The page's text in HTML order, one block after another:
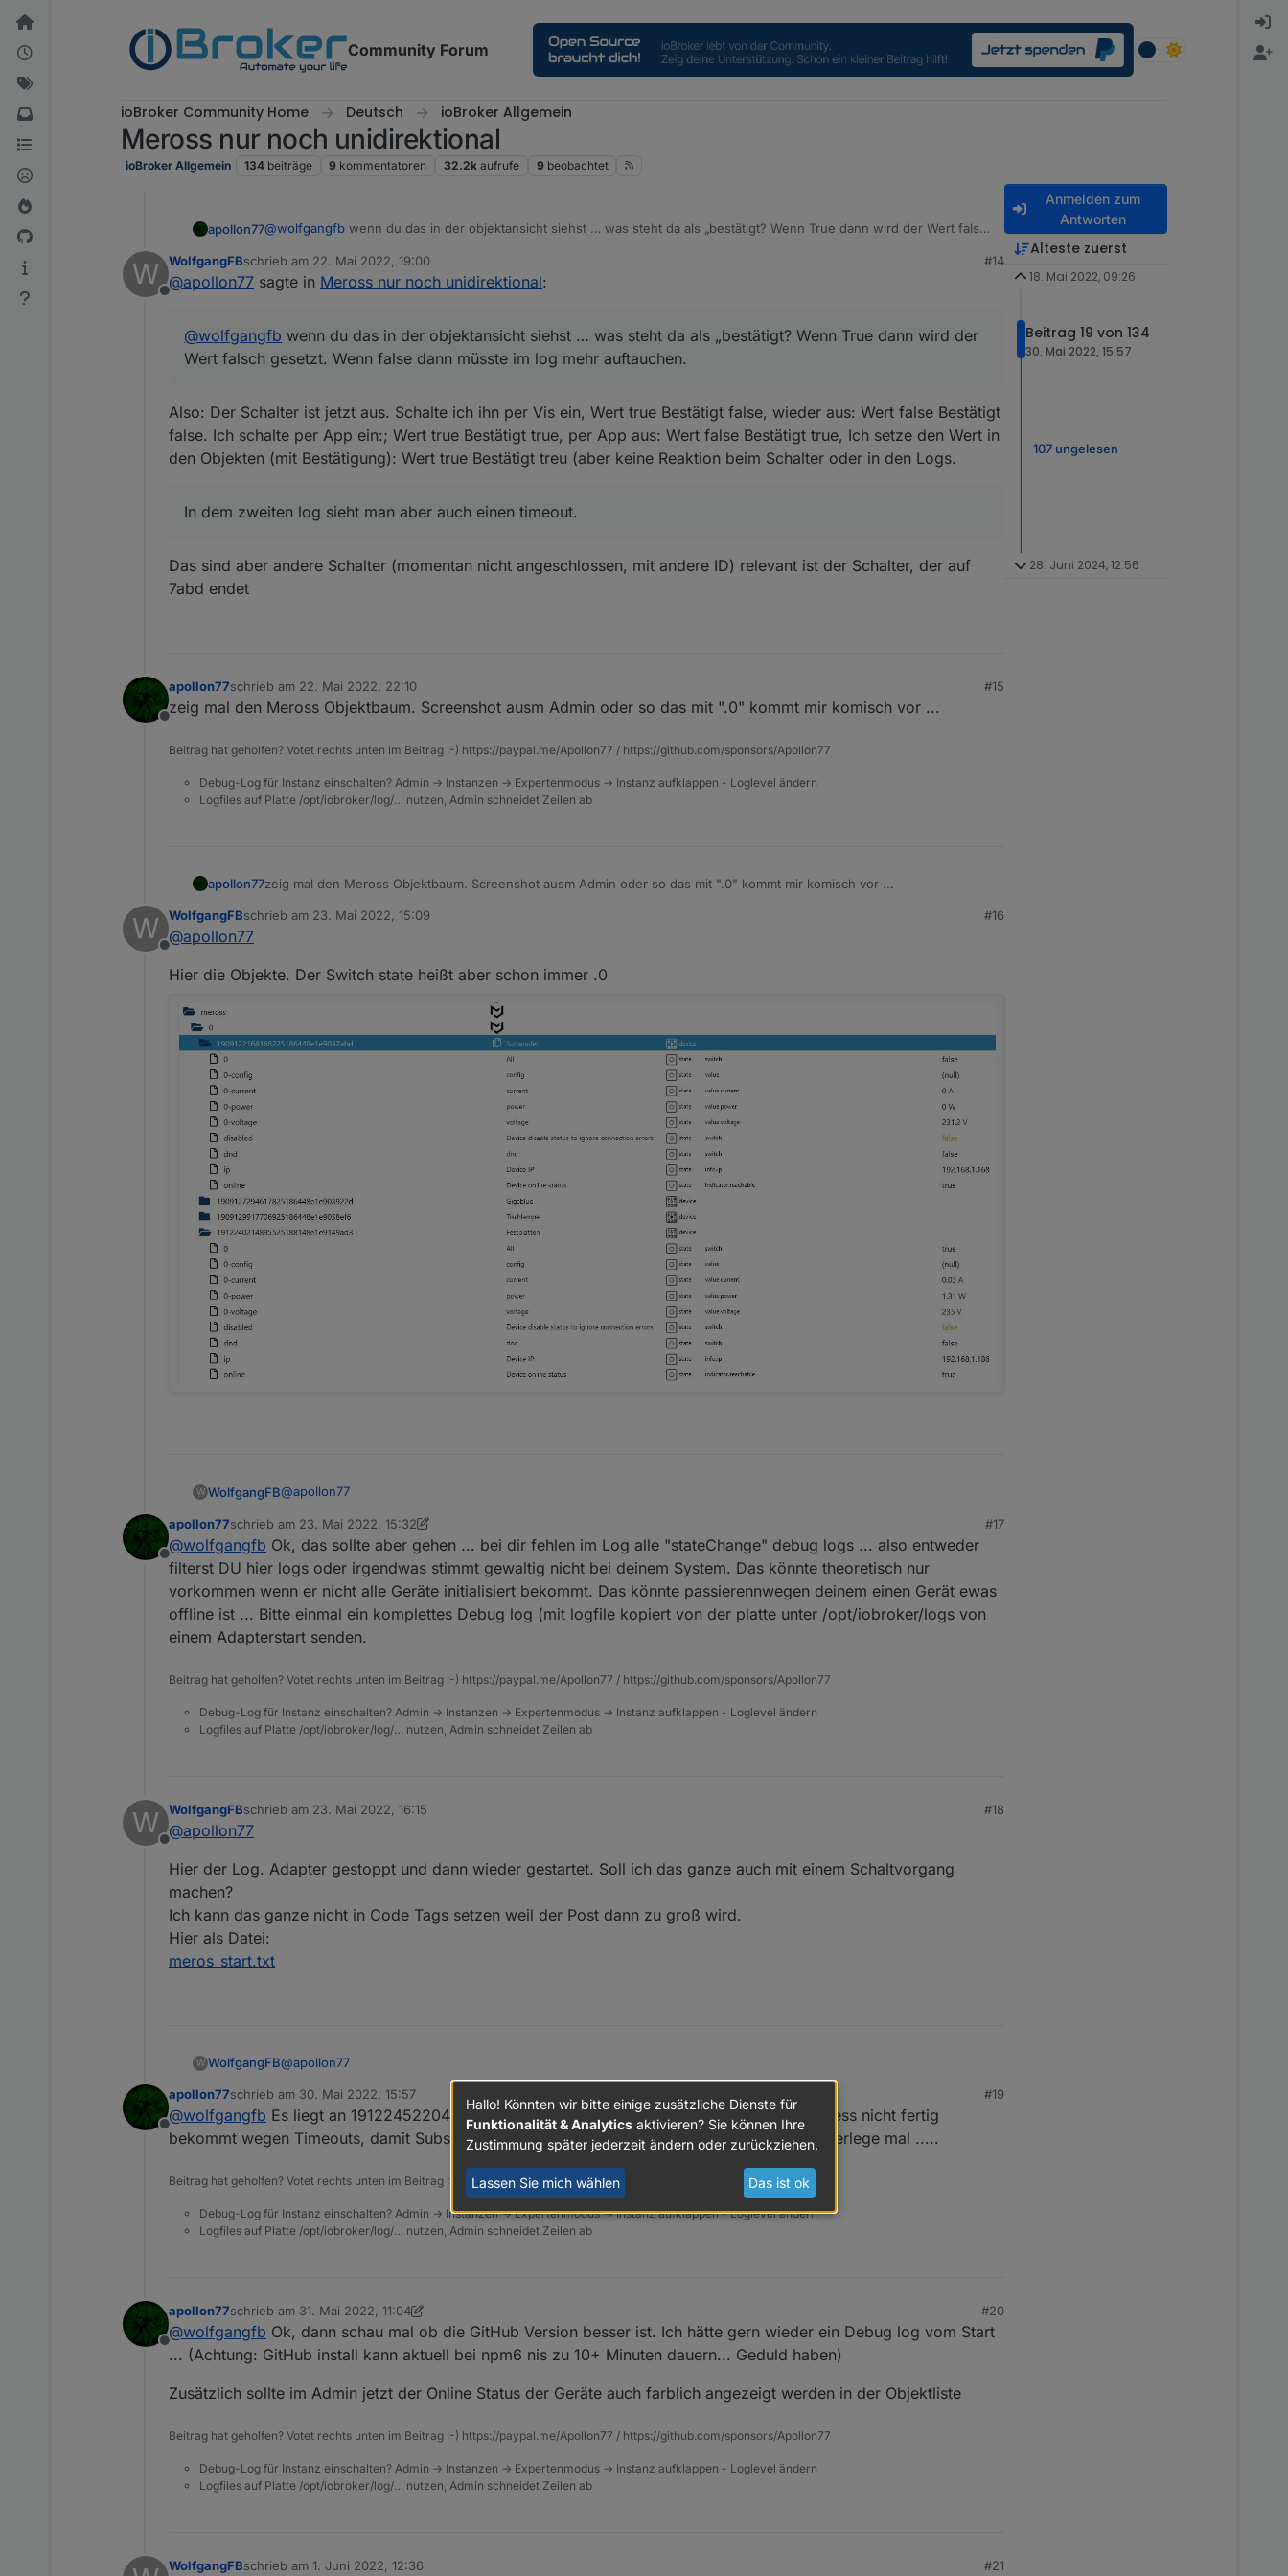
Weiter zum Inhalt
Community Forum
ioBroker Community Home Deutsch ioBroker Allgemein
Meross nur noch unidirektional
ioBroker Allgemein 134 beiträge 9 kommentatoren 32.2k aufrufe 9 beobachtet
apollon77@wolfgangfb wenn du das in der objektansicht siehst … was steht da als „bestätigt? Wenn True dann wird der Wert falsch
In dem zweiten log sieht man aber auch einen timeout. Vllt das Gerät mal neu starten Bzw stromlos machen?!
W
Offline
WolfgangFBschrieb am 22. Mai 2022, 19:00
zuletzt editiert von
#14
@apollon77 sagte in Meross nur noch unidirektional:
@wolfgangfb wenn du das in der objektansicht siehst … was steht da als „bestätigt? Wenn True dann wird der
Wert falsch gesetzt. Wenn false dann müsste im log mehr auftauchen.
Also: Der Schalter ist jetzt aus. Schalte ich ihn per Vis ein, Wert true Bestätigt false, wieder aus: Wert false Bestätigt
false. Ich schalte per App ein:; Wert true Bestätigt true, per App aus: Wert false Bestätigt true, Ich setze den Wert in
den Objekten (mit Bestätigung): Wert true Bestätigt treu (aber keine Reaktion beim Schalter oder in den Logs.
In dem zweiten log sieht man aber auch einen timeout.
Das sind aber andere Schalter (momentan nicht angeschlossen, mit andere ID) relevant ist der Schalter, der auf
7abd endet
Offline
apollon77schrieb am 22. Mai 2022, 22:10
zuletzt editiert von
#15
zeig mal den Meross Objektbaum. Screenshot ausm Admin oder so das mit ".0" kommt mir komisch vor ...
Beitrag hat geholfen? Votet rechts unten im Beitrag :-) https://paypal.me/Apollon77 / https://github.com/sponsors/Apollon77
Debug-Log für Instanz einschalten? Admin -> Instanzen -> Expertenmodus -> Instanz aufklappen - Loglevel ändern
Logfiles auf Platte /opt/iobroker/log/… nutzen, Admin schneidet Zeilen ab
apollon77zeig mal den Meross Objektbaum. Screenshot ausm Admin oder so das mit ".0" kommt mir komisch vor ...
W
Offline
WolfgangFBschrieb am 23. Mai 2022, 15:09
zuletzt editiert von
#16
@apollon77
Hier die Objekte. Der Switch state heißt aber schon immer .0
W WolfgangFB@apollon77
Hier die Objekte. Der Switch state heißt aber schon immer .0
Offline
apollon77schrieb am 23. Mai 2022, 15:32
zuletzt editiert von apollon77
#17
@wolfgangfb Ok, das sollte aber gehen ... bei dir fehlen im Log alle "stateChange" debug logs ... also entweder
filterst DU hier logs oder irgendwas stimmt gewaltig nicht bei deinem System. Das könnte theoretisch nur
vorkommen wenn er nicht alle Geräte initialisiert bekommt. Das könnte passierennwegen deinem einen Gerät ewas
offline ist ... Bitte einmal ein komplettes Debug log (mit logfile kopiert von der platte unter /opt/iobroker/logs von
einem Adapterstart senden.
Beitrag hat geholfen? Votet rechts unten im Beitrag :-) https://paypal.me/Apollon77 / https://github.com/sponsors/Apollon77
Debug-Log für Instanz einschalten? Admin -> Instanzen -> Expertenmodus -> Instanz aufklappen - Loglevel ändern
Logfiles auf Platte /opt/iobroker/log/… nutzen, Admin schneidet Zeilen ab
W
Offline
WolfgangFBschrieb am 23. Mai 2022, 16:15
zuletzt editiert von
#18
@apollon77
Hier der Log. Adapter gestoppt und dann wieder gestartet. Soll ich das ganze auch mit einem Schaltvorgang
machen?
Ich kann das ganze nicht in Code Tags setzen weil der Post dann zu groß wird.
Hier als Datei:
meros_start.txt
W WolfgangFB@apollon77
Hier der Log. Adapter gestoppt und dann wieder gestartet. Soll ich das ganze auch mit einem Schaltvorgang machen?
Ich kann das ganze nicht in Code Tags setzen weil der Post dann zu groß wird.
Hier als Datei:
Offline
apollon77schrieb am 30. Mai 2022, 15:57
zuletzt editiert von
#19
@wolfgangfb Es liegt an 1912245220422125188148e1e914991f was den Initialisierungsprozess nicht fertig
bekommt wegen Timeouts, damit Subscribed er aktuell gar nicht auf State updates ... ich überlege mal .....
Beitrag hat geholfen? Votet rechts unten im Beitrag :-) https://paypal.me/Apollon77 / https://github.com/sponsors/Apollon77
Debug-Log für Instanz einschalten? Admin -> Instanzen -> Expertenmodus -> Instanz aufklappen - Loglevel ändern
Logfiles auf Platte /opt/iobroker/log/… nutzen, Admin schneidet Zeilen ab
Offline
apollon77schrieb am 31. Mai 2022, 11:04
zuletzt editiert von apollon77
#20
@wolfgangfb Ok, dann schau mal ob die GitHub Version besser ist. Ich hätte gern wieder ein Debug log vom Start
... (Achtung: GitHub install kann aktuell bei npm6 nis zu 10+ Minuten dauern... Geduld haben)
Zusätzlich sollte im Admin jetzt der Online Status der Geräte auch farblich angezeigt werden in der Objektliste
Beitrag hat geholfen? Votet rechts unten im Beitrag :-) https://paypal.me/Apollon77 / https://github.com/sponsors/Apollon77
Debug-Log für Instanz einschalten? Admin -> Instanzen -> Expertenmodus -> Instanz aufklappen - Loglevel ändern
Logfiles auf Platte /opt/iobroker/log/… nutzen, Admin schneidet Zeilen ab
WolfgangFBschrieb am 1. Juni 2022, 12:36 #21
Anmelden zum
Antworten
Älteste zuerst
18. Mai 2022, 09:26
Beitrag 19 von 134
30. Mai 2022, 15:57
107 ungelesen
28. Juni 2024, 12:56
Hallo! Könnten wir bitte einige zusätzliche Dienste für
Funktionalität & Analytics aktivieren? Sie können Ihre
Zustimmung später jederzeit ändern oder zurückziehen.
Lassen Sie mich wählen Das ist ok